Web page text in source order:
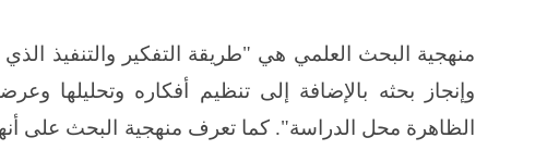
منهجية البحث العلمي هي "طريقة التفكير والتنفيذ
وإنجاز بحثه بالإضافة إلى تنظيم أفكاره وتحليلها
الظاهرة محل الدراسة". كما تعرف منهجية البحث على